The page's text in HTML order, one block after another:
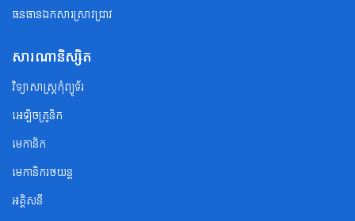
ធនធានឯកសារស្រាវជ្រាវ
សារណានិស្សិត
វិទ្យាសាស្ត្រកុំព្យូទ័រ
អេឡិចត្រូនិក
មេកានិក
មេកានិករថយន្ត
អគ្គិសនី